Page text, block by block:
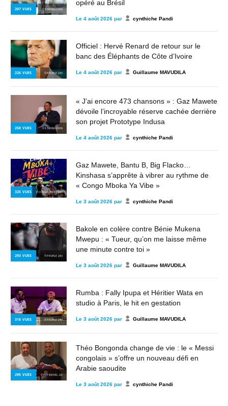
207 VUES © STRONG2KIN
opéré au Brésil
Le 4 août 2026 par cynthiche Pandi
226 VUES © PEOPLE 243
Officiel : Hervé Renard de retour sur le
banc des Éléphants de Côte d’Ivoire
Le 4 août 2026 par Guillaume MAVUDILA
258 VUES © STRONG2KIN
« J’ai encore 473 chansons » : Gaz Mawete
dévoile l’incroyable réserve cachée derrière
son projet Prototype Indusa
Le 4 août 2026 par cynthiche Pandi
325 VUES © CONGO PROFOND
Gaz Mawete, Bantu B, Big Flacko…
Kinshasa s’apprête à vibrer au rythme de
« Congo Mboka Ya Vibe »
Le 3 août 2026 par cynthiche Pandi
293 VUES © PEOPLE 243
Bakole en colère contre Bénie Mukena
Mwepu : « Tueur, qu’on me laisse même
une minute contre toi »
Le 3 août 2026 par Guillaume MAVUDILA
318 VUES © PEOPLE 243
Rumba : Fally Ipupa et Héritier Wata en
studio à Paris, le hit en gestation
Le 3 août 2026 par Guillaume MAVUDILA
295 VUES © POTENTIEL.CD
Théo Bongonda change de vie : le « Messi
congolais » s’offre un nouveau défi en
Arabie saoudite
Le 3 août 2026 par cynthiche Pandi